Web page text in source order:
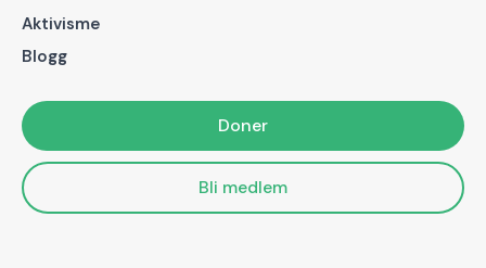
Aktivisme
Blogg
Doner
Bli medlem